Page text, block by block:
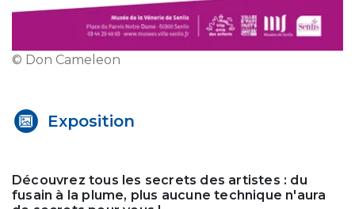
© Don Cameleon
Exposition
Découvrez tous les secrets des artistes : du
fusain à la plume, plus aucune technique n'aura